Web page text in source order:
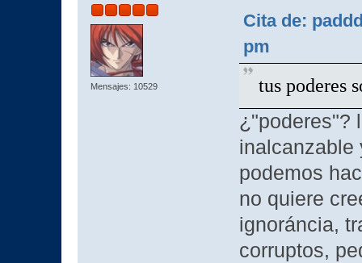
Mensajes: 10529
Cita de:
pm
tus poderes
¿"poderes"?
inalcanzable
podemos
no quiere
ignoráncia,
corruptos,